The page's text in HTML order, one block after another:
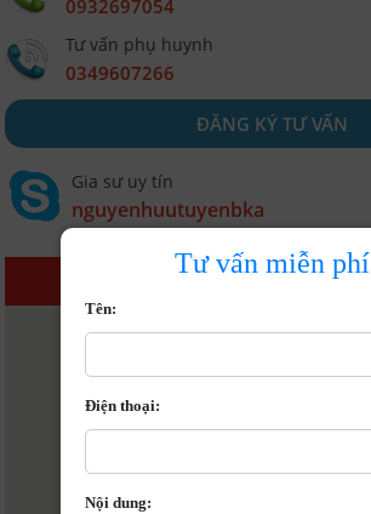
Tư vấn miễn phí
Tên:
Điện thoại:
Nội dung:
0932697054
Tư vấn phụ huynh
0349607266
ĐĂNG KÝ TƯ VẤN
Gia sư uy tín
nguyenhuutuyenbka
BẢN ĐỒ